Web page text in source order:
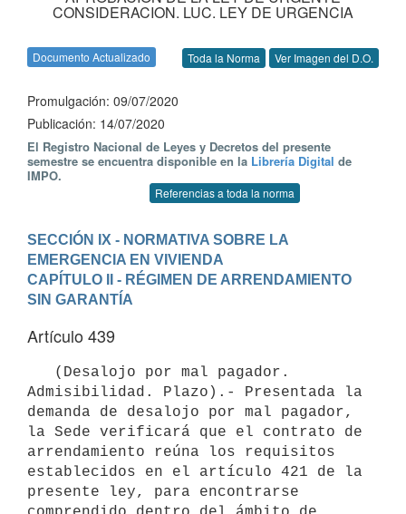
CONSIDERACION. LUC. LEY DE URGENCIA
Documento Actualizado Toda la Norma Ver Imagen del D.O.
Promulgación: 09/07/2020
Publicación: 14/07/2020
El Registro Nacional de Leyes y Decretos del presente
semestre se encuentra disponible en la Librería Digital de
IMPO.
Referencias a toda la norma
SECCIÓN IX - NORMATIVA SOBRE LA
EMERGENCIA EN VIVIENDA
CAPÍTULO II - RÉGIMEN DE ARRENDAMIENTO
SIN GARANTÍA
Artículo 439
Admisibilidad. Plazo).- Presentada la
demanda de desalojo por mal pagador,
la Sede verificará que el contrato de
arrendamiento reúna los requisitos
establecidos en el artículo 421 de la
presente ley, para encontrarse